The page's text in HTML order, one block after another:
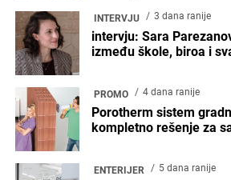
INTERVJU 3 dana ranije
intervju: Sara
između škole, biroa i
PROMO 4 dana ranije
Porotherm sistem
kompletno rešenje za
ENTERIJER 5 dana ranije